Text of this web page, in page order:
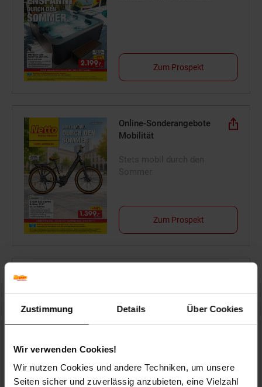
Zustimmung Details Über Cookies
Wir verwenden Cookies!
Wir nutzen Cookies und andere Techniken, um unsere
Seiten sicher und zuverlässig anzubieten, eine Vielzahl
Zum Prospekt
Online-Sonderangebote
Mobilität
Zum Prospekt
Zum Prospekt